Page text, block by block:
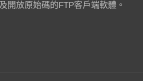
開放原始碼的FTP客戶端軟體。